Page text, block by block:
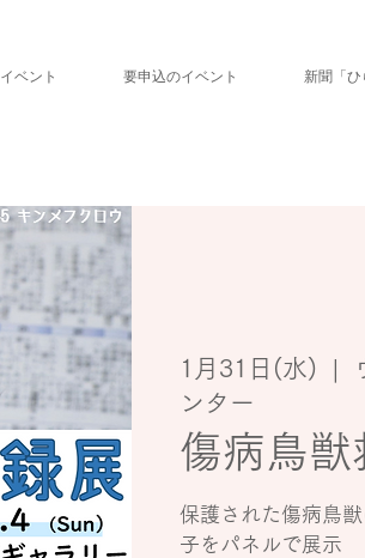
イベント 要申込のイベント 新聞「ひ
1月31日(水)
  |
ンター
傷病鳥獣
保護された傷病鳥
子をパネルで展示